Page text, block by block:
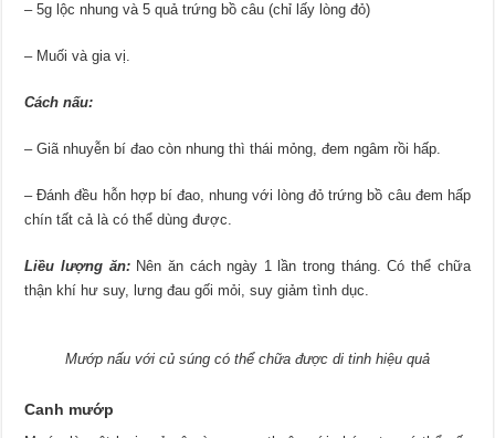
– 5g lộc nhung và 5 quả trứng bồ câu (chỉ lấy lòng đỏ)
– Muối và gia vị.
Cách nấu:
– Giã nhuyễn bí đao còn nhung thì thái mỏng, đem ngâm rồi hấp.
– Đánh đều hỗn hợp bí đao, nhung với lòng đỏ trứng bồ câu đem hấp
chín tất cả là có thể dùng được.
Liều lượng ăn:Nên ăn cách ngày 1 lần trong tháng. Có thể chữa
thận khí hư suy, lưng đau gối mỏi, suy giảm tình dục.
Mướp nấu với củ súng có thể chữa được di tinh hiệu quả
Canh mướp